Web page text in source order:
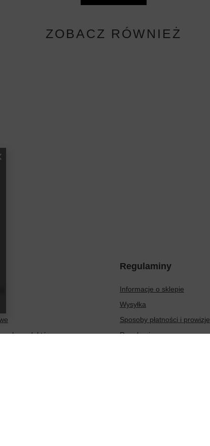
ZOBACZ RÓWNIEŻ
produktów
Regulaminy
Informacje o sklepie
Wysyłka
Sposoby płatności i prowizje
Regulamin